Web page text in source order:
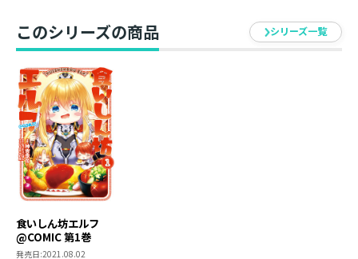
このシリーズの商品 シリーズ一覧
食いしん坊エルフ
@COMIC 第1巻
発売日:2021.08.02